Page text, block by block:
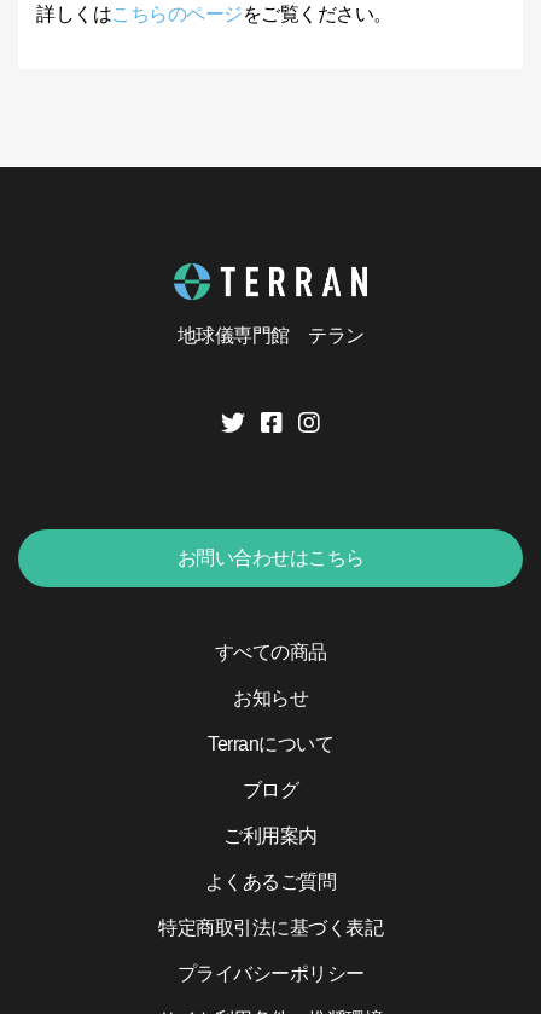
詳しくはこちらのページをご覧ください。
地球儀専門館 テラン
お問い合わせはこちら
すべての商品
お知らせ
Terranについて
ブログ
ご利用案内
よくあるご質問
特定商取引法に基づく表記
プライバシーポリシー